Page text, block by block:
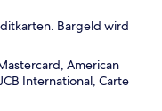
Bargeld wird
American
International, Carte